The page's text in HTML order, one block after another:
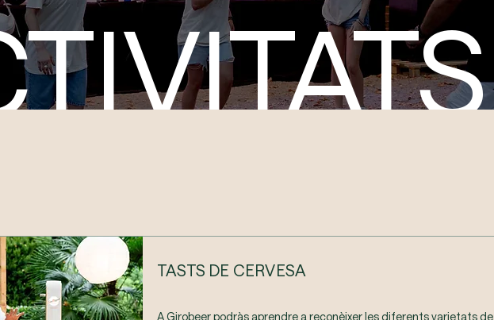
TASTS DE CERVESA
A Girobeer podràs aprendre a reconèixer les diferents varietats de